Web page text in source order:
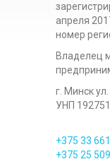
апреля
номер
Владелец
г. Минск
УНП
+375 33
+375 25